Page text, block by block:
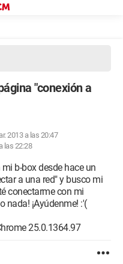
"conexión a
2013 a las 20:47
las 22:28
b-box desde hace un
a una red" y busco mi
conectarme con mi
nada! ¡Ayúdenme! :'(
25.0.1364.97